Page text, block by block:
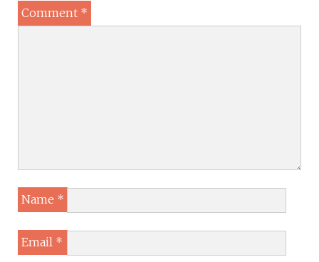
Comment *
Name *
Email *